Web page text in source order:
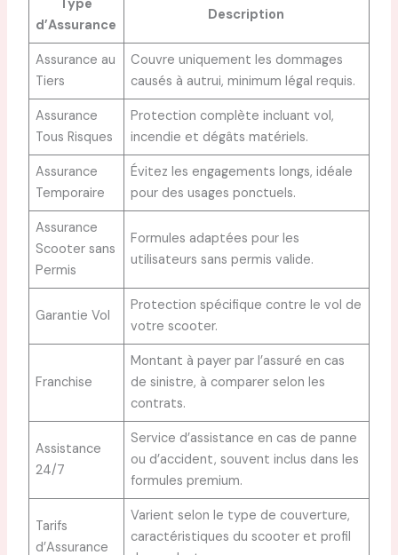
Type
d’Assurance
Description
Assurance au
Tiers
Couvre uniquement les dommages
causés à autrui, minimum légal requis.
Assurance
Tous Risques
Protection complète incluant vol,
incendie et dégâts matériels.
Assurance
Temporaire
Évitez les engagements longs, idéale
pour des usages ponctuels.
Assurance
Scooter sans
Permis
Formules adaptées pour les
utilisateurs sans permis valide.
Garantie Vol
Protection spécifique contre le vol de
votre scooter.
Franchise
Montant à payer par l’assuré en cas
de sinistre, à comparer selon les
contrats.
Assistance
24/7
Service d’assistance en cas de panne
ou d’accident, souvent inclus dans les
formules premium.
Tarifs
d’Assurance
Varient selon le type de couverture,
caractéristiques du scooter et profil